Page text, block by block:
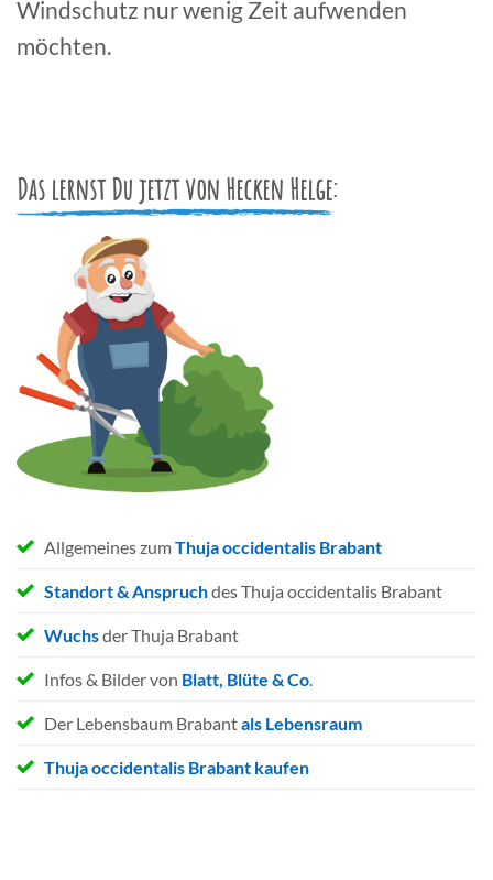
Windschutz nur wenig Zeit aufwenden
möchten.
Das lernst Du jetzt von Hecken Helge:
Allgemeines zumThuja occidentalis Brabant
Standort & Anspruchdes Thuja occidentalis Brabant
Wuchsder Thuja Brabant
Infos & Bilder von Blatt, Blüte & Co.
Der Lebensbaum Brabantals Lebensraum
Thuja occidentalis Brabant kaufen